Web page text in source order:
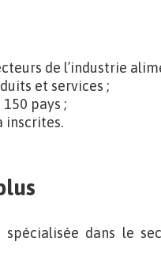
de l’industrie
et services ;
pays ;
inscrites.
spécialisée dans le